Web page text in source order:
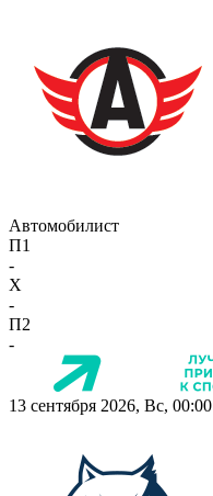
Автомобилист
П1
-
X
-
П2
-
13 сентября 2026, Вс, 00:00